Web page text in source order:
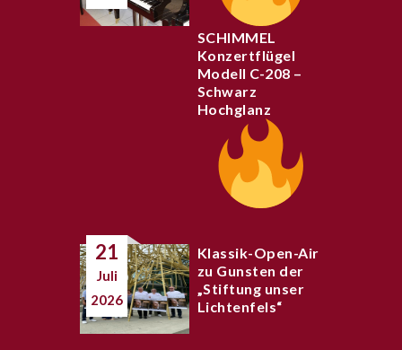
SCHIMMEL
Konzertflügel
Modell C-208 –
Schwarz
Hochglanz
21
Juli
2026
Klassik-Open-Air
zu Gunsten der
„Stiftung unser
Lichtenfels“